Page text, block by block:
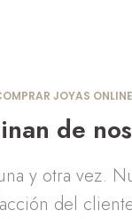
JOYAS ONLINE
de
y otra vez.
del